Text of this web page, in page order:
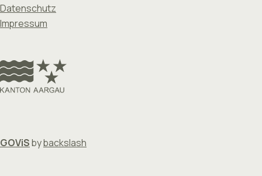
Datenschutz
Impressum
GOViSbybackslash